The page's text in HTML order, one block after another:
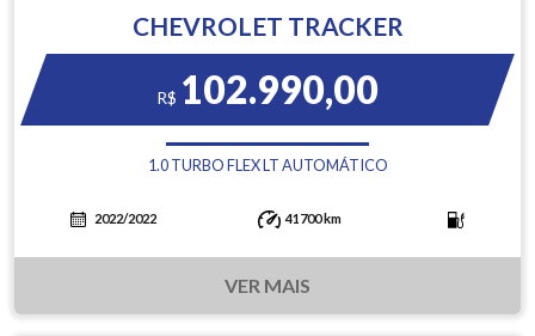
CHEVROLET TRACKER
R$ 102.990,00
1.0 TURBO FLEX LT AUTOMÁTICO
2022/2022 41700 km
VER MAIS